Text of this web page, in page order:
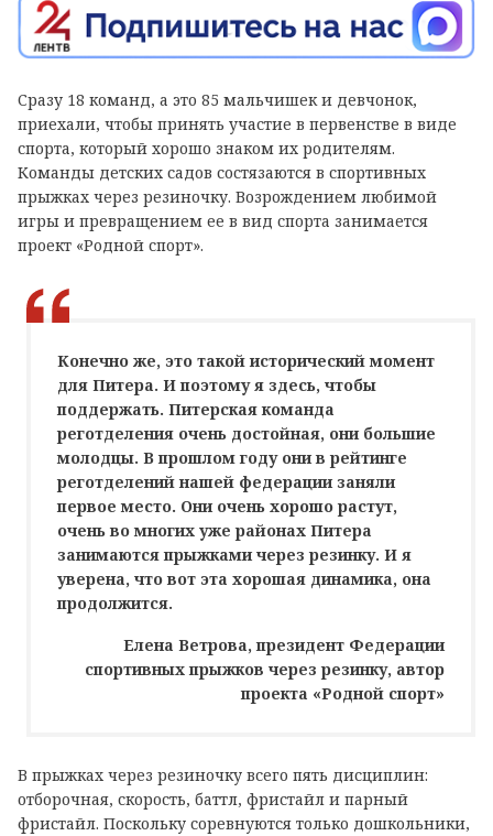
Сразу 18 команд, а это 85 мальчишек и девчонок,
приехали, чтобы принять участие в первенстве в виде
спорта, который хорошо знаком их родителям.
Команды детских садов состязаются в спортивных
прыжках через резиночку. Возрождением любимой
игры и превращением ее в вид спорта занимается
проект «Родной спорт».
Конечно же, это такой исторический момент
для Питера. И поэтому я здесь, чтобы
поддержать. Питерская команда
реготделения очень достойная, они большие
молодцы. В прошлом году они в рейтинге
реготделений нашей федерации заняли
первое место. Они очень хорошо растут,
очень во многих уже районах Питера
занимаются прыжками через резинку. И я
уверена, что вот эта хорошая динамика, она
продолжится.
Елена Ветрова, президент Федерации
спортивных прыжков через резинку, автор
проекта «Родной спорт»
В прыжках через резиночку всего пять дисциплин:
отборочная, скорость, баттл, фристайл и парный
фристайл. Поскольку соревнуются только дошкольники,